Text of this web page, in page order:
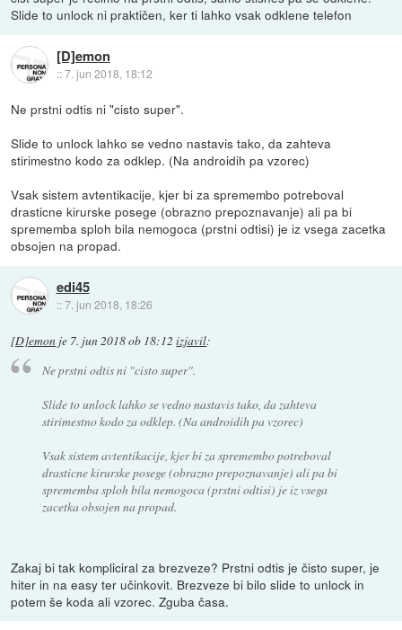
Slide to unlock ni praktičen, ker ti lahko vsak odklene telefon
[D]emon
::7. jun 2018, 18:12
Ne prstni odtis ni "cisto super".
Slide to unlock lahko se vedno nastavis tako, da zahteva
stirimestno kodo za odklep. (Na androidih pa vzorec)
Vsak sistem avtentikacije, kjer bi za spremembo potreboval
drasticne kirurske posege (obrazno prepoznavanje) ali pa bi
sprememba sploh bila nemogoca (prstni odtisi) je iz vsega zacetka
obsojen na propad.
edi45
::7. jun 2018, 18:26
[D]emon je 7. jun 2018 ob 18:12 izjavil:
Ne prstni odtis ni "cisto super".
Slide to unlock lahko se vedno nastavis tako, da zahteva
stirimestno kodo za odklep. (Na androidih pa vzorec)
Vsak sistem avtentikacije, kjer bi za spremembo potreboval
drasticne kirurske posege (obrazno prepoznavanje) ali pa bi
sprememba sploh bila nemogoca (prstni odtisi) je iz vsega
zacetka obsojen na propad.
Zakaj bi tak kompliciral za brezveze? Prstni odtis je čisto super, je
hiter in na easy ter učinkovit. Brezveze bi bilo slide to unlock in
potem še koda ali vzorec. Zguba časa.